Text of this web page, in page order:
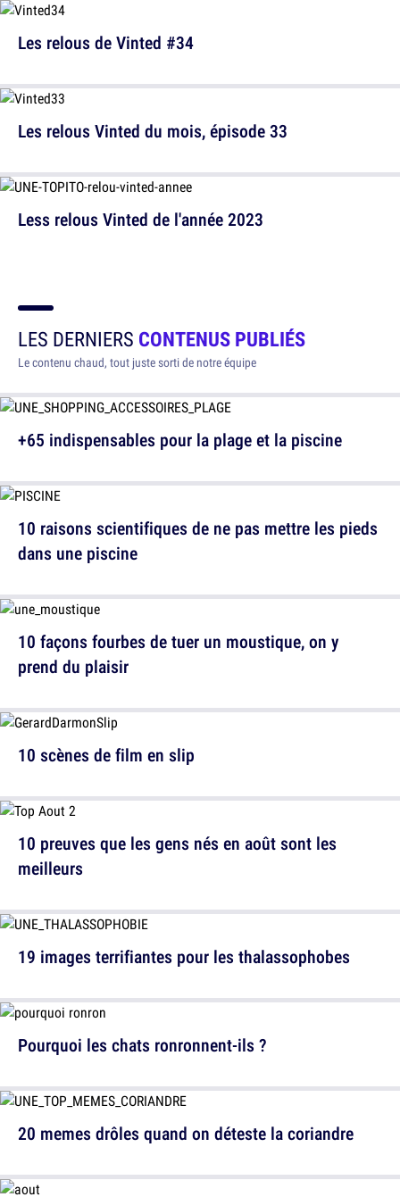
Les relous de Vinted #34
Les relous Vinted du mois, épisode 33
Less relous Vinted de l'année 2023
LES DERNIERS CONTENUS PUBLIÉS
Le contenu chaud, tout juste sorti de notre équipe
+65 indispensables pour la plage et la piscine
10 façons fourbes de tuer un moustique, on y
prend du plaisir
10 preuves que les gens nés en août sont les
meilleurs
Pourquoi les chats ronronnent-ils ?
10 raisons scientifiques de ne pas mettre les pieds
dans une piscine
10 scènes de film en slip
19 images terrifiantes pour les thalassophobes
20 memes drôles quand on déteste la coriandre